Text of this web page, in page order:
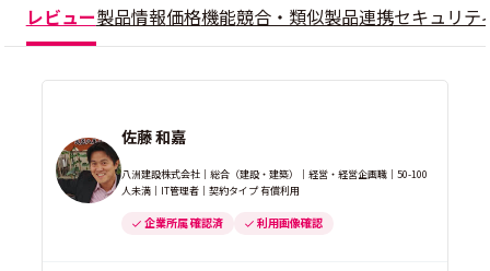
レビュー製品情報価格機能競合・類似製品連携セキュリテ
佐藤 和嘉
八洲建設株式会社｜総合（建設・建築）｜経営・経営企画職｜50-100
人未満｜IT管理者｜契約タイプ 有償利用
企業所属 確認済 利用画像確認